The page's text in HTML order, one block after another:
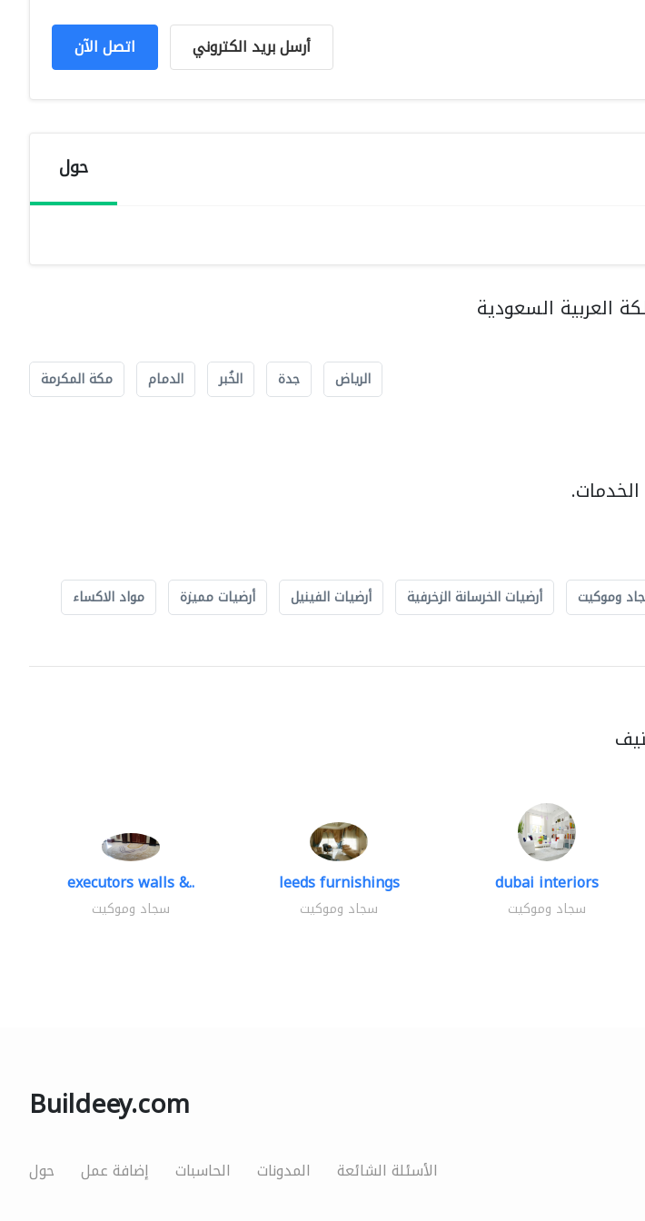
اتصل الآن أرسل بريد الكتروني
حول
العربية السعودية
الرياض جدة الخُبر الدمام مكة المكرمة
وموكيت أرضيات الخرسانة الزخرفية أرضيات الفينيل أرضيات مميزة مواد الاكساء
executors walls &..
سجاد وموكيت
leeds furnishings
سجاد وموكيت
dubai interiors
سجاد وموكيت
Buildeey.com
حول إضافة عمل الحاسبات المدونات الأسئلة الشائعة